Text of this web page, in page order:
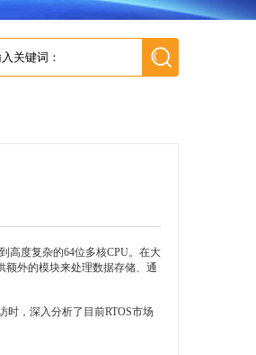
发的灵动MindSPIN有感方波电机小型合格证
高度复杂的64位多核CPU。在大
额外的模块来处理数据存储、通
时，深入分析了目前RTOS市场